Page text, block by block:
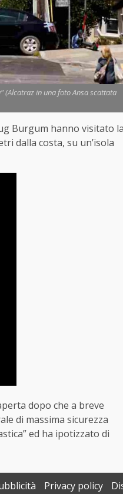
in una foto Ansa scattata
Burgum hanno visitato
dalla costa, su un’isola
dopo che a breve
di massima sicurezza
ed ha ipotizzato di
Privacy policy